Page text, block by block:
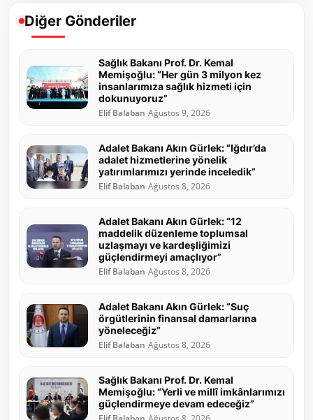
Diğer Gönderiler
Sağlık Bakanı Prof. Dr. Kemal
Memişoğlu: “Her gün 3 milyon kez
insanlarımıza sağlık hizmeti için
dokunuyoruz”
Elif Balaban Ağustos 9, 2026
Adalet Bakanı Akın Gürlek: “Iğdır’da
adalet hizmetlerine yönelik
yatırımlarımızı yerinde inceledik”
Elif Balaban Ağustos 8, 2026
Adalet Bakanı Akın Gürlek: “12
maddelik düzenleme toplumsal
uzlaşmayı ve kardeşliğimizi
güçlendirmeyi amaçlıyor”
Elif Balaban Ağustos 8, 2026
Adalet Bakanı Akın Gürlek: “Suç
örgütlerinin finansal damarlarına
yöneleceğiz”
Elif Balaban Ağustos 8, 2026
Sağlık Bakanı Prof. Dr. Kemal
Memişoğlu: “Yerli ve millî imkânlarımızı
güçlendirmeye devam edeceğiz”